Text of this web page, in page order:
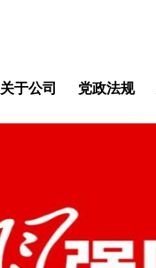
关于公司 党政法规